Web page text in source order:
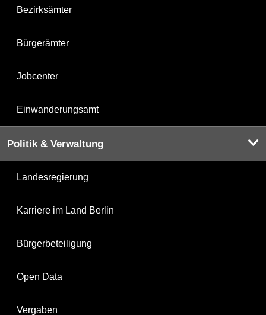
Bezirksämter
Bürgerämter
Jobcenter
Einwanderungsamt
Politik & Verwaltung
Landesregierung
Karriere im Land Berlin
Bürgerbeteiligung
Open Data
Vergaben